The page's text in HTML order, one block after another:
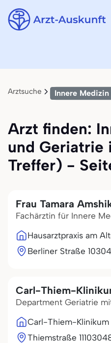
Arztsuche Innere Medizin
Arzt finden:
und Geriatrie
Treffer) -
Frau Tamara
Fachärztin für Innere
Hausarztpraxis am
Berliner Straße 1
Carl-Thiem-
Department Geriatrie
Carl-Thiem-Klinikum
Thiemstraße 111